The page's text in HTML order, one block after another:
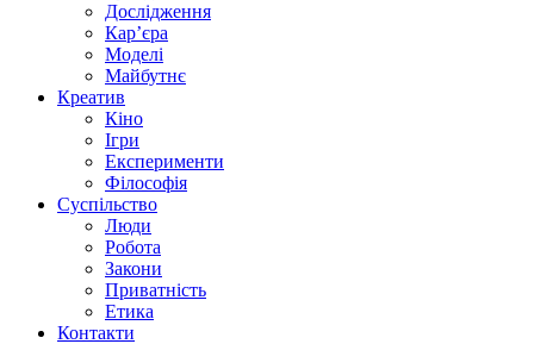
Дослідження
Кар’єра
Моделі
Майбутнє
Креатив
Кіно
Ігри
Експерименти
Філософія
Суспільство
Люди
Робота
Закони
Приватність
Етика
Контакти